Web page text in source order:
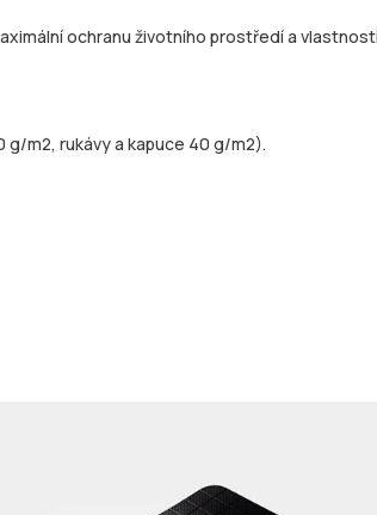
ochranu životního prostředí a
m2, rukávy a kapuce 40 g/m2).